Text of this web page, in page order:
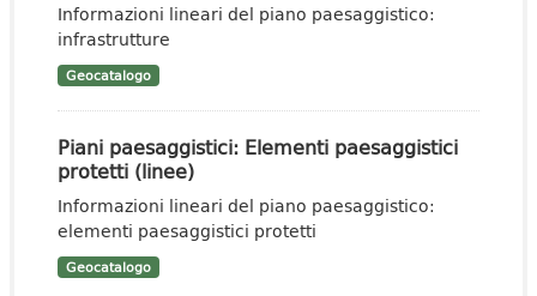
Informazioni lineari del piano paesaggistico:
infrastrutture
Geocatalogo
Piani paesaggistici: Elementi paesaggistici
protetti (linee)
Informazioni lineari del piano paesaggistico:
elementi paesaggistici protetti
Geocatalogo